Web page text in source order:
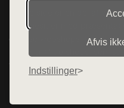
Afvis
Indstillinger
Denne side er en del af
hjemmesider med
diverse webshops. Der
henviser til de shops, som
varerne på lager.